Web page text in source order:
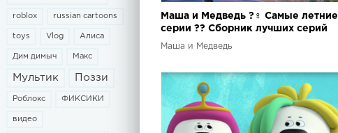
roblox russian cartoons
toys Vlog Алиса
Дим димыч Макс
Мультик Поззи
Роблокс ФИКСИКИ
видео
Маша и Медведь ?‍♀️ Самые летние
серии ?? Сборник лучших серий
про Машу ? 1 час ⏰
Маша и Медведь